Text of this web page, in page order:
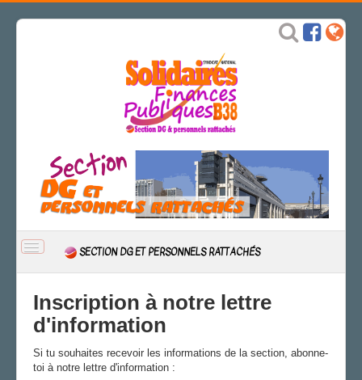
BASCULER
NAVIGATION
SECTION DG ET PERSONNELS RATTACHÉS
ACTUALITÉ
CSAL
CAP/Recours
FS SSCT
Inscription à notre lettre
d'information
Si tu souhaites recevoir les informations de la section, abonne-
toi à notre lettre d'information :